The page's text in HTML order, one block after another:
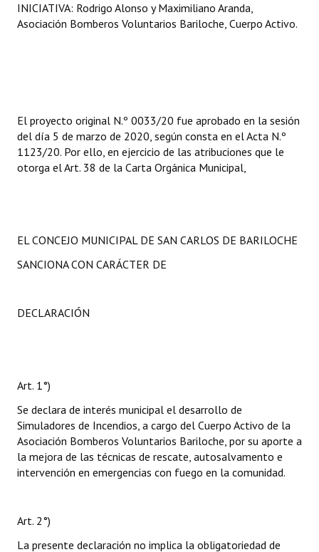
INICIATIVA: Rodrigo Alonso y Maximiliano Aranda,
Asociación Bomberos Voluntarios Bariloche, Cuerpo Activo.
El proyecto original N.º 0033/20 fue aprobado en la sesión
del día 5 de marzo de 2020, según consta en el Acta N.º
1123/20. Por ello, en ejercicio de las atribuciones que le
otorga el Art. 38 de la Carta Orgánica Municipal,
EL CONCEJO MUNICIPAL DE SAN CARLOS DE BARILOCHE
SANCIONA CON CARÁCTER DE
DECLARACIÓN
Art. 1°)
Se declara de interés municipal el desarrollo de
Simuladores de Incendios, a cargo del Cuerpo Activo de la
Asociación Bomberos Voluntarios Bariloche, por su aporte a
la mejora de las técnicas de rescate, autosalvamento e
intervención en emergencias con fuego en la comunidad.
Art. 2°)
La presente declaración no implica la obligatoriedad de